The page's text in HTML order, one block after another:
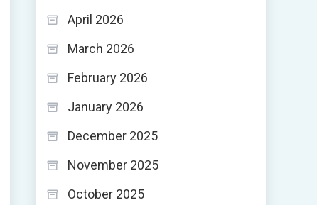
April 2026
March 2026
February 2026
January 2026
December 2025
November 2025
October 2025